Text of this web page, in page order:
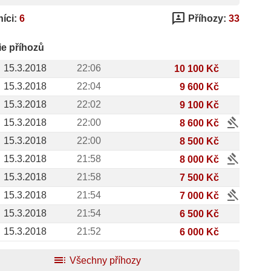
6 3p Příhozy: 33
příhozů
15.3.2018
22:06
10 100 Kč
15.3.2018
22:04
9 600 Kč
15.3.2018
22:02
9 100 Kč
15.3.2018
22:00 8 600 Kč gavel
15.3.2018 22:00
8 500 Kč
15.3.2018
21:58 8 000 Kč gavel
15.3.2018 21:58
7 500 Kč
15.3.2018
21:54 7 000 Kč gavel
15.3.2018 21:54
6 500 Kč
15.3.2018
21:52 6 000 Kč
toc Všechny příhozy